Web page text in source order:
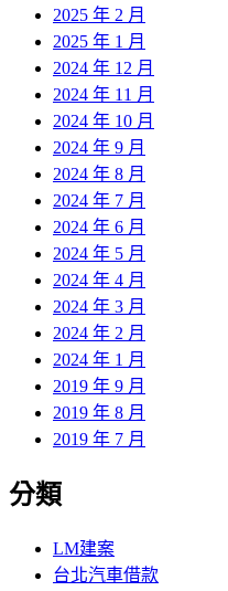
2025 年 2 月
2025 年 1 月
2024 年 12 月
2024 年 11 月
2024 年 10 月
2024 年 9 月
2024 年 8 月
2024 年 7 月
2024 年 6 月
2024 年 5 月
2024 年 4 月
2024 年 3 月
2024 年 2 月
2024 年 1 月
2019 年 9 月
2019 年 8 月
2019 年 7 月
分類
LM建案
台北汽車借款